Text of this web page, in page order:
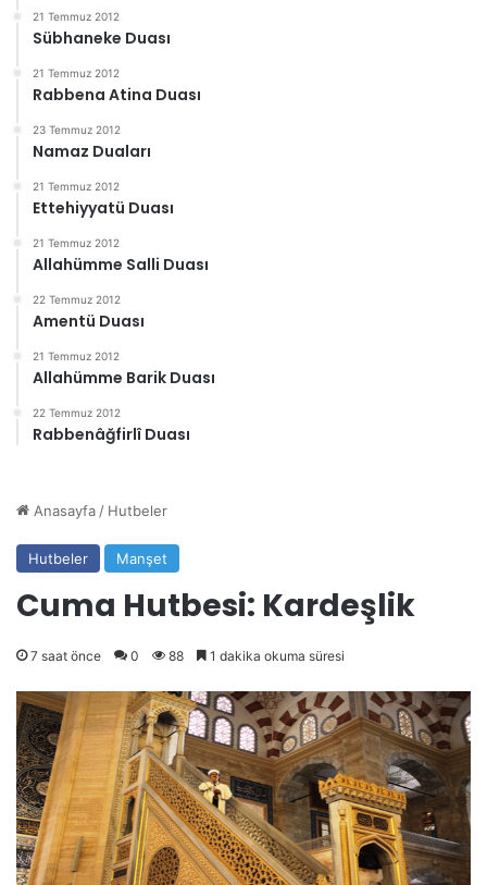
21 Temmuz 2012
Sübhaneke Duası
21 Temmuz 2012
Rabbena Atina Duası
23 Temmuz 2012
Namaz Duaları
21 Temmuz 2012
Ettehiyyatü Duası
21 Temmuz 2012
Allahümme Salli Duası
22 Temmuz 2012
Amentü Duası
21 Temmuz 2012
Allahümme Barik Duası
22 Temmuz 2012
Rabbenâğfirlî Duası